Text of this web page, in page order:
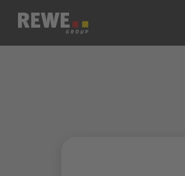
Zum Inhalt springen